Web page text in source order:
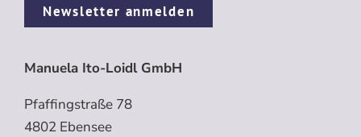
Newsletter anmelden
Manuela Ito-Loidl GmbH
Pfaffingstraße 78
4802 Ebensee